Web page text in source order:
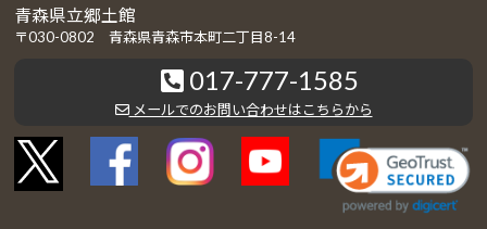
青森県立郷土館
〒030-0802 青森県青森市本町二丁目8-14
017-777-1585
メールでのお問い合わせはこちらから